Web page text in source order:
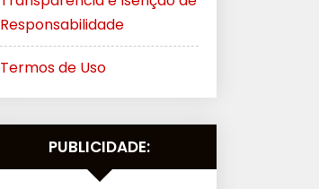
Responsabilidade
Termos de Uso
PUBLICIDADE: